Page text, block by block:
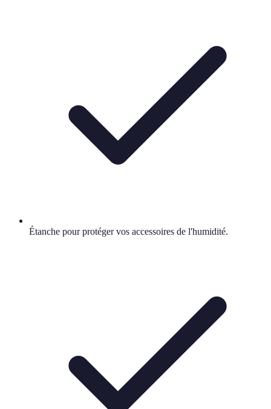
Étanche pour protéger vos accessoires de l'humidité.